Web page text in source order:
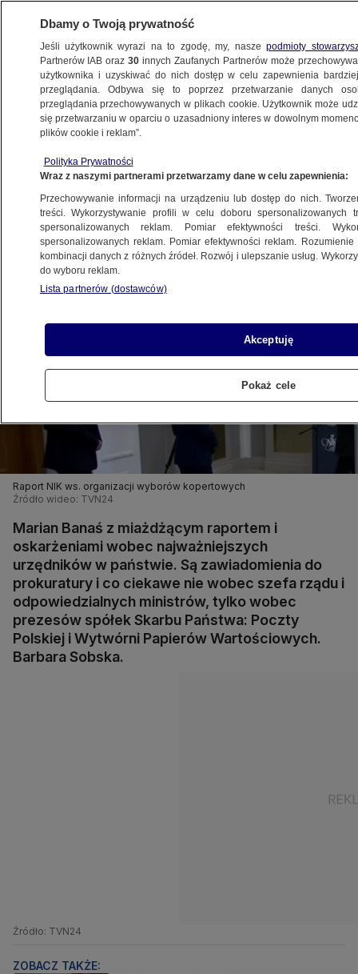
PROGRAMY
kopertowych
14.05.2021, 09:00
Udostępnij
Raport NIK ws. organizacji wyborów kopertowych
Źródło wideo: TVN24
Marian Banaś z miażdżącym raportem i
oskarżeniami wobec najważniejszych
urzędników w państwie. Są zawiadomienia do
prokuratury i co ciekawe nie wobec szefa rządu i
odpowiedzialnych ministrów, tylko wobec
prezesów spółek Skarbu Państwa: Poczty
Polskiej i Wytwórni Papierów Wartościowych.
Barbara Sobska.
Źródło: TVN24
ZOBACZ TAKŻE:
Dbamy o Twoją prywatność
Jeśli użytkownik wyrazi na to zgodę, my, naszepodmioty
Partnerów IAB oraz30 innych Zaufanych Partnerów może
użytkownika i uzyskiwać do nich dostęp w celu zapewnienia
przeglądania. Odbywa się to poprzez przetwarzanie danych
przeglądania przechowywanych w plikach cookie. Użytkownik może
się przetwarzaniu w oparciu o uzasadniony interes w dowolnym
plików cookie i reklam”.
Polityka Prywatności
Wraz z naszymi partnerami przetwarzamy dane w celu zapewnienia:
Przechowywanie informacji na urządzeniu lub dostęp do nich.
treści. Wykorzystywanie profili w celu doboru spersonalizowanych
spersonalizowanych reklam. Pomiar efektywności treści.
spersonalizowanych reklam. Pomiar efektywności reklam.
kombinacji danych z różnych źródeł. Rozwój i ulepszanie usług.
do wyboru reklam.
Lista partnerów (dostawców)
Akceptuję
Pokaż cele